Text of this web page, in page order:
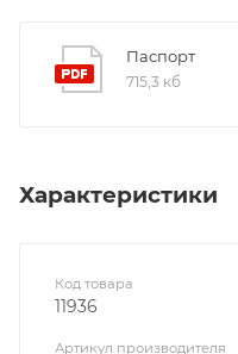
Паспорт
715,3 кб
Характеристики
Код товара
11936
Артикул производителя